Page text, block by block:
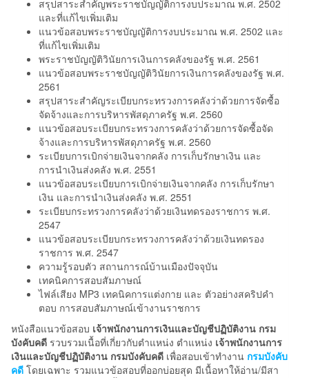
สรุปสาระสำคัญพระราชบัญญัติการงบประมาณ พ.ศ. 2502
และที่แก้ไขเพิ่มเติม
แนวข้อสอบพระราชบัญญัติการงบประมาณ พ.ศ. 2502 และ
ที่แก้ไขเพิ่มเติม
พระราชบัญญัติวินัยการเงินการคลังของรัฐ พ.ศ. 2561
แนวข้อสอบพระราชบัญญัติวินัยการเงินการคลังของรัฐ พ.ศ.
2561
สรุปสาระสำคัญระเบียบกระทรวงการคลังว่าด้วยการจัดซื้อ
จัดจ้างและการบริหารพัสดุภาครัฐ พ.ศ. 2560
แนวข้อสอบระเบียบกระทรวงการคลังว่าด้วยการจัดซื้อจัด
จ้างและการบริหารพัสดุภาครัฐ พ.ศ. 2560
ระเบียบการเบิกจ่ายเงินจากคลัง การเก็บรักษาเงิน และ
การนำเงินส่งคลัง พ.ศ. 2551
แนวข้อสอบระเบียบการเบิกจ่ายเงินจากคลัง การเก็บรักษา
เงิน และการนำเงินส่งคลัง พ.ศ. 2551
ระเบียบกระทรวงการคลังว่าด้วยเงินทดรองราชการ พ.ศ.
2547
แนวข้อสอบระเบียบกระทรวงการคลังว่าด้วยเงินทดรอง
ราชการ พ.ศ. 2547
ความรู้รอบตัว สถานการณ์บ้านเมืองปัจจุบัน
เทคนิคการสอบสัมภาษณ์
ไฟล์เสียง MP3 เทคนิคการแต่งกาย และ ตัวอย่างสคริปคำ
ตอบ การสอบสัมภาษณ์เข้างานราชการ
หนังสือแนวข้อสอบ เจ้าพนักงานการเงินและบัญชีปฏิบัติงาน กรม
บังคับคดี รวบรวมเนื้อที่เกี่ยวกับตำแหน่ง ตำแหน่ง เจ้าพนักงานการ
เงินและบัญชีปฏิบัติงาน กรมบังคับคดี เพื่อสอบเข้าทำงาน กรมบังคับ
คดี โดยเฉพาะ รวมแนวข้อสอบที่ออกบ่อยสุด มีเนื้อหาให้อ่าน/มีสา